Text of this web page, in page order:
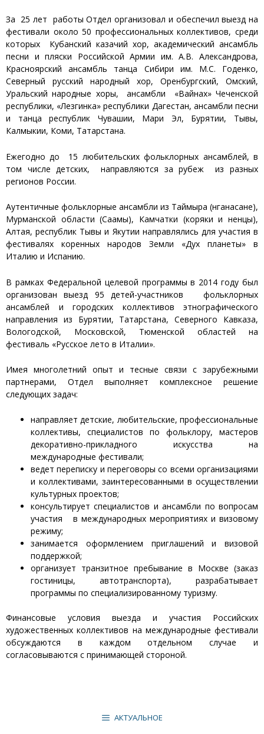
За 25 лет работы Отдел организовал и обеспечил выезд на
фестивали около 50 профессиональных коллективов, среди
которых Кубанский казачий хор, академический ансамбль
песни и пляски Российской Армии им. А.В. Александрова,
Красноярский ансамбль танца Сибири им. М.С. Годенко,
Северный русский народный хор, Оренбургский, Омский,
Уральский народные хоры, ансамбли «Вайнах» Чеченской
республики, «Лезгинка» республики Дагестан, ансамбли песни
и танца республик Чувашии, Мари Эл, Бурятии, Тывы,
Калмыкии, Коми, Татарстана.
Ежегодно до 15 любительских фольклорных ансамблей, в
том числе детских, направляются за рубеж из разных
регионов России.
Аутентичные фольклорные ансамбли из Таймыра (нганасане),
Мурманской области (Саамы), Камчатки (коряки и ненцы),
Алтая, республик Тывы и Якутии направлялись для участия в
фестивалях коренных народов Земли «Дух планеты» в
Италию и Испанию.
В рамках Федеральной целевой программы в 2014 году был
организован выезд 95 детей-участников фольклорных
ансамблей и городских коллективов этнографического
направления из Бурятии, Татарстана, Северного Кавказа,
Вологодской, Московской, Тюменской областей на
фестиваль «Русское лето в Италии».
Имея многолетний опыт и тесные связи с зарубежными
партнерами, Отдел выполняет комплексное решение
следующих задач:
направляет детские, любительские, профессиональные
коллективы, специалистов по фольклору, мастеров
декоративно-прикладного искусства на
международные фестивали;
ведет переписку и переговоры со всеми организациями
и коллективами, заинтересованными в осуществлении
культурных проектов;
консультирует специалистов и ансамбли по вопросам
участия в международных мероприятиях и визовому
режиму;
занимается оформлением приглашений и визовой
поддержкой;
организует транзитное пребывание в Москве (заказ
гостиницы, автотранспорта), разрабатывает
программы по специализированному туризму.
Финансовые условия выезда и участия Российских
художественных коллективов на международные фестивали
обсуждаются в каждом отдельном случае и
согласовываются с принимающей стороной.
АКТУАЛЬНОЕ